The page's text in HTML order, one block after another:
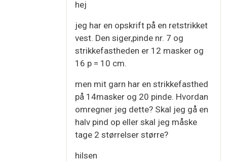
hej
jeg har en opskrift på en retstrikket
vest. Den siger,pinde nr. 7 og
strikkefastheden er 12 masker og
16 p = 10 cm.
men mit garn har en strikkefasthed
på 14masker og 20 pinde. Hvordan
omregner jeg dette? Skal jeg gå en
halv pind op eller skal jeg måske
tage 2 størrelser større?
hilsen